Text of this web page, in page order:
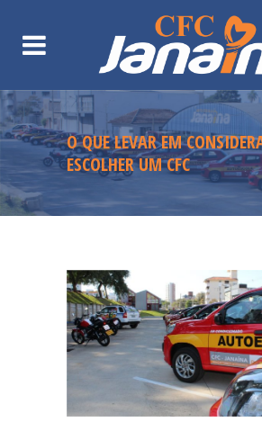
O QUE LEVAR EM
ESCOLHER UM CFC